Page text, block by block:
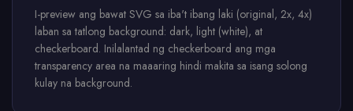
I-preview ang bawat SVG sa iba't ibang laki (original, 2x, 4x)
laban sa tatlong background: dark, light (white), at
checkerboard. Inilalantad ng checkerboard ang mga
transparency area na maaaring hindi makita sa isang solong
kulay na background.